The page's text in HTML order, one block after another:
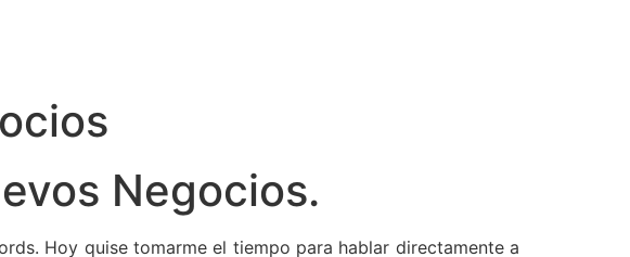
Negocios.
Hoy quise tomarme el tiempo para hablar directamente a